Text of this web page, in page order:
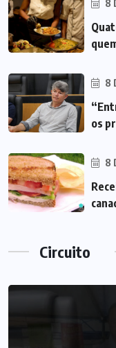
8
8
os
8
Circuito